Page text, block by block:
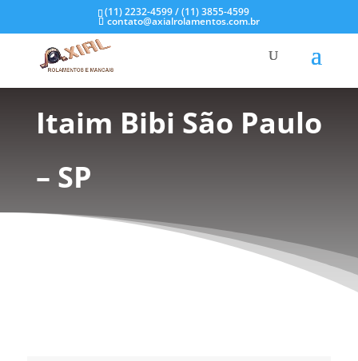
(11) 2232-4599 / (11) 3855-4599
contato@axialrolamentos.com.br
Mancal de Inox no
Itaim Bibi São Paulo
– SP